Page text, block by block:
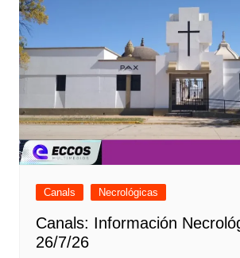
Canals Necrológicas
Canals: Información
26/7/26